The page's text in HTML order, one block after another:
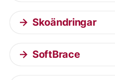
Skoändringar
SoftBrace